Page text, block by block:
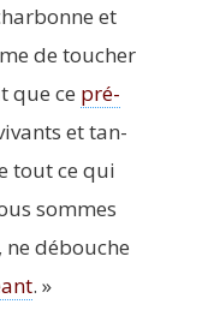
et
de tou­cher
que ce pré­
et tan­
tout ce qui
sommes
débouche
. »